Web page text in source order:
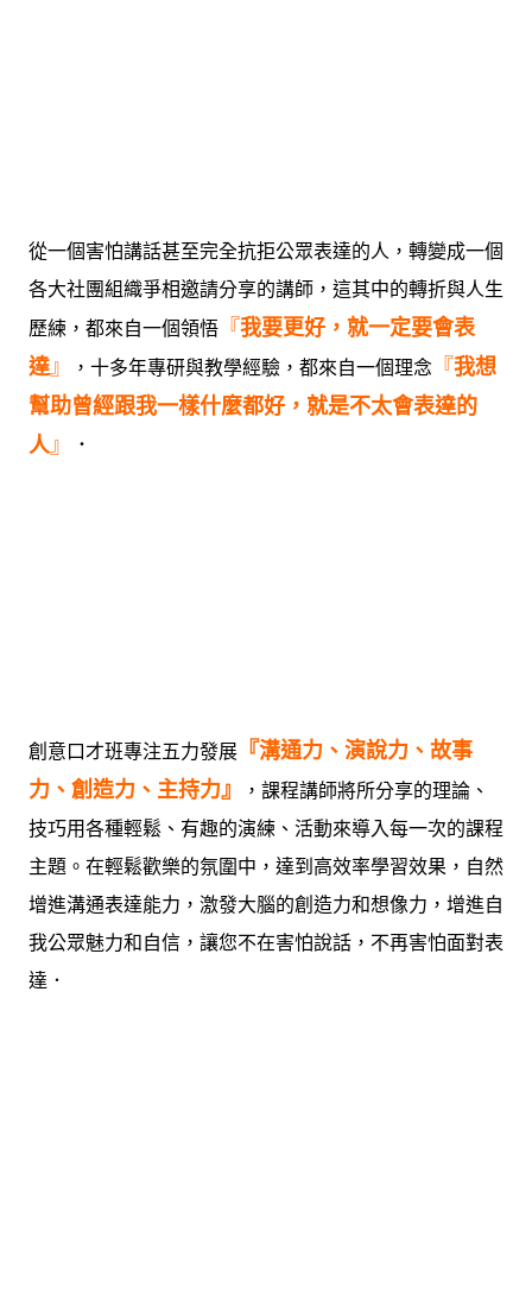
從一個害怕講話甚至完全抗拒公眾表達的人 ， 轉變成一個
各大社團組織爭相邀請分享的講師，這其中的轉折與人生
歷練，都來自一個領悟 『我要更好，就一定要會表
達 』 ，十多年專研與教學經驗，都來自一個理念 『我想
幫助曾經跟我一樣什麼都好，就是不太會表達的
人 』 ．
創意口才班專注五力發展 『溝通力、演說力、故事
力、創造力、主持力』
，課程講師將所分享的理論、
技巧用各種輕鬆、有趣的演練、活動來導入每一次的課程
主題。在輕鬆歡樂的氛圍中，達到高效率學習效果，自然
增進溝通表達能力，激發大腦的創造力和想像力，增進自
我公眾魅力和自信，讓您不在害怕說話，不再害怕面對表
達 ．